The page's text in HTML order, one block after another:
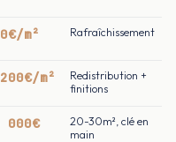
m² Rafraîchissement
m²
Redistribution +
finitions
20-30m², clé en
main